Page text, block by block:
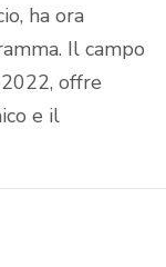
ha ora
Il campo
offre
e il